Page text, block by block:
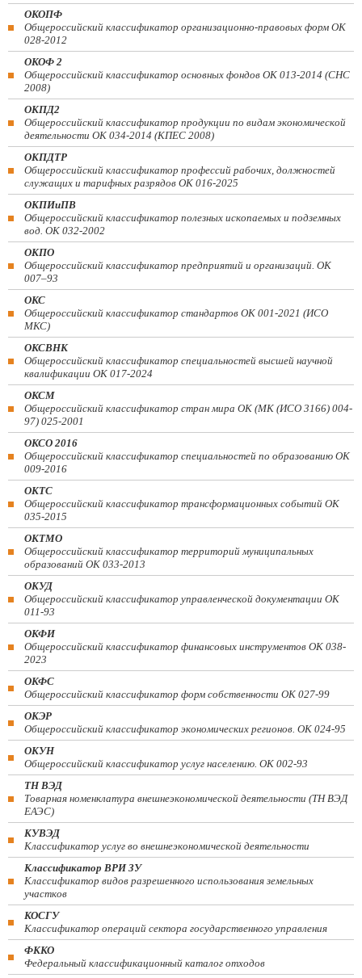
ОКОПФ
Общероссийский классификатор организационно-правовых форм ОК
028-2012
ОКОФ 2
Общероссийский классификатор основных фондов ОК 013-2014 (СНС
2008)
ОКПД2
Общероссийский классификатор продукции по видам экономической
деятельности ОК 034-2014 (КПЕС 2008)
ОКПДТР
Общероссийский классификатор профессий рабочих, должностей
служащих и тарифных разрядов ОК 016-2025
ОКПИиПВ
Общероссийский классификатор полезных ископаемых и подземных
вод. ОК 032-2002
ОКПО
Общероссийский классификатор предприятий и организаций. ОК
007–93
ОКС
Общероссийский классификатор стандартов ОК 001-2021 (ИСО
МКС)
ОКСВНК
Общероссийский классификатор специальностей высшей научной
квалификации ОК 017-2024
ОКСМ
Общероссийский классификатор стран мира ОК (МК (ИСО 3166) 004-
97) 025-2001
ОКСО 2016
Общероссийский классификатор специальностей по образованию ОК
009-2016
ОКТС
Общероссийский классификатор трансформационных событий ОК
035-2015
ОКТМО
Общероссийский классификатор территорий муниципальных
образований ОК 033-2013
ОКУД
Общероссийский классификатор управленческой документации ОК
011-93
ОКФИ
Общероссийский классификатор финансовых инструментов OK 038-
2023
ОКФС
Общероссийский классификатор форм собственности ОК 027-99
ОКЭР
Общероссийский классификатор экономических регионов. ОК 024-95
ОКУН
Общероссийский классификатор услуг населению. ОК 002-93
ТН ВЭД
Товарная номенклатура внешнеэкономической деятельности (ТН ВЭД
ЕАЭС)
КУВЭД
Классификатор услуг во внешнеэкономической деятельности
Классификатор ВРИ ЗУ
Классификатор видов разрешенного использования земельных
участков
КОСГУ
Классификатор операций сектора государственного управления
ФККО
Федеральный классификационный каталог отходов